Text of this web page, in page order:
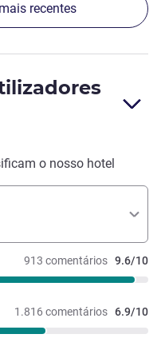
recentes
o nosso hotel
913 comentários 9.6/10
1.816 comentários 6.9/10